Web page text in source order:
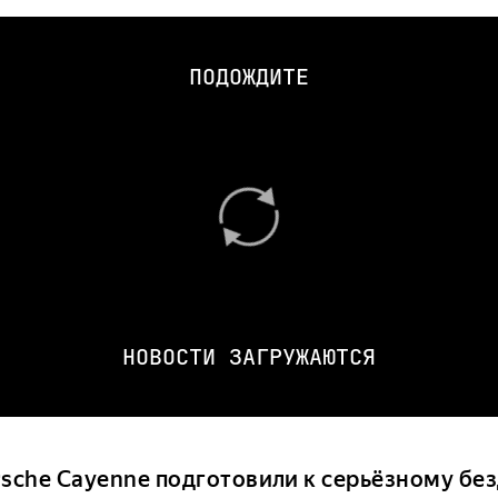
ПОДОЖДИТЕ
НОВОСТИ ЗАГРУЖАЮТСЯ
Cayenne подготовили к серьёзному